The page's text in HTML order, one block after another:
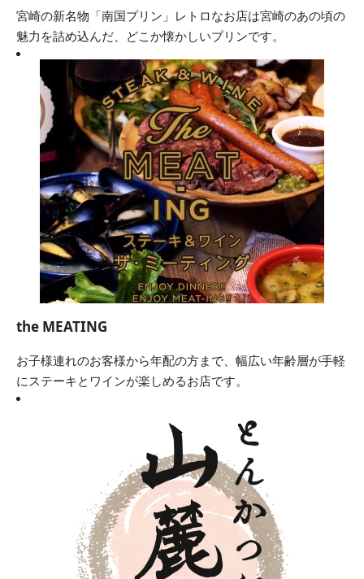
宮崎の新名物「南国プリン」レトロなお店は宮崎のあの頃の
魅力を詰め込んだ、どこか懐かしいプリンです。
the MEATING
お子様連れのお客様から年配の方まで、幅広い年齢層が手軽
にステーキとワインが楽しめるお店です。